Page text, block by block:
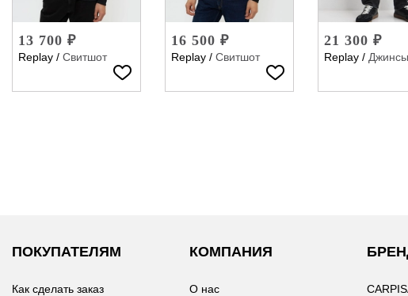
13 700 ₽
Replay / Свитшот
16 500 ₽
Replay / Свитшот
21 300 ₽
Replay / Джинсы
ПОКУПАТЕЛЯМ
Как сделать заказ
КОМПАНИЯ
О нас